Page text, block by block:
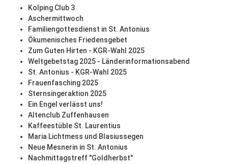
Kolping Club 3
Aschermittwoch
Familiengottesdienst in St. Antonius
Ökumenisches Friedensgebet
Zum Guten Hirten - KGR-Wahl 2025
Weltgebetstag 2025 - Länderinformationsabend
St. Antonius - KGR-Wahl 2025
Frauenfasching 2025
Sternsingeraktion 2025
Ein Engel verlässt uns!
Altenclub Zuffenhausen
Kaffeestüble St. Laurentius
Maria Lichtmess und Blasiussegen
Neue Mesnerin in St. Antonius
Nachmittagstreff "Goldherbst"